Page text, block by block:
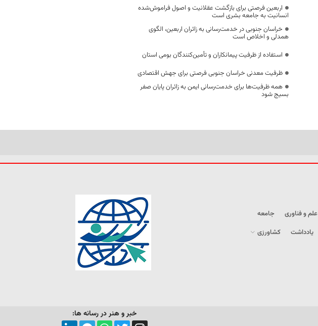
اربعین فرصتی برای بازگشت عقلانیت و اصول فراموش‌شده
انسانیت به جامعه بشری است
خراسان جنوبی در خدمت‌رسانی به زائران اربعین، الگوی
همدلی و اخلاص است
استفاده از ظرفیت پیمانکاران و تأمین‌کنندگان بومی استان
ظرفیت معدنی خراسان جنوبی فرصتی برای جهش اقتصادی
همه ظرفیت‌ها برای خدمت‌رسانی ایمن به زائران پایان صفر
بسیج شود
علم و فناوری
جامعه
یادداشت
کشاورزی
خبر و هنر در رسانه ها: